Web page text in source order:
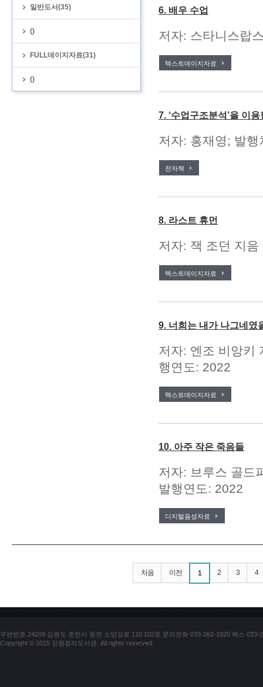
일반도서(35)
()
FULL데이지자료(31)
()
6. 배우 수업
저자: 스타니스랍
텍스트데이지자료
7. ‘수업구조분석’을 이
저자: 홍재영; 발
전자책
8. 라스트 휴먼
저자: 잭 조던 지
텍스트데이지자료
9. 너희는 내가 나그네였
저자: 엔조 비앙키
행연도: 2022
텍스트데이지자료
10. 아주 작은 죽음들
저자: 브루스 골드
발행연도: 2022
디지털음성자료
처음 이전 1 2 3 4
우편번호 24209 강원도 춘천시 동면 소양강로 110 102호 문의전화 033-262-1920 팩스 033-
Copyright © 2015 강원점자도서관. All rights reserved.